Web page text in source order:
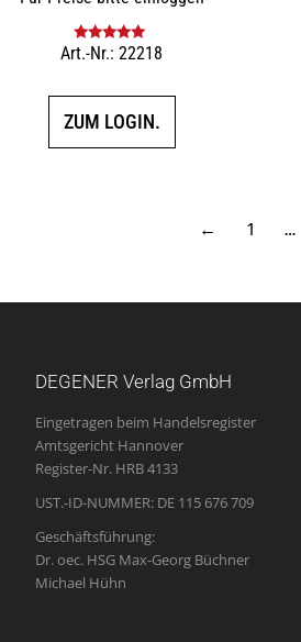
Bewertet mit
Art.-Nr.: 22218
ZUM LOGIN.
← 1 …
DEGENER Verlag GmbH
Eingetragen beim Handelsregister
Amtsgericht Hannover
Register-Nr. HRB 4133
UST.-ID-NUMMER: DE 115 676 709
Geschäftsführung:
Dr. oec. HSG Max-Georg Büchner
Michael Hühn